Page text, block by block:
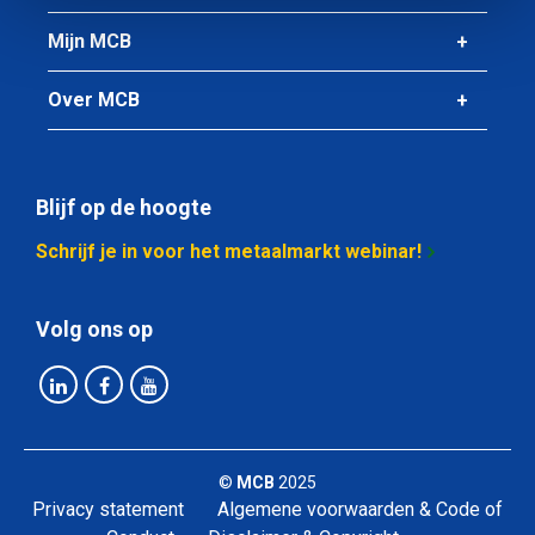
Mijn MCB
Over MCB
Blijf op de hoogte
Schrijf je in voor het metaalmarkt webinar!
Volg ons op
© MCB 2025
Privacy statement
Algemene voorwaarden & Code of